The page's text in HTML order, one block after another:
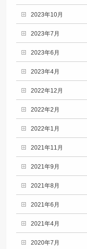
2023年10月
2023年7月
2023年6月
2023年4月
2022年12月
2022年2月
2022年1月
2021年11月
2021年9月
2021年8月
2021年6月
2021年4月
2020年7月